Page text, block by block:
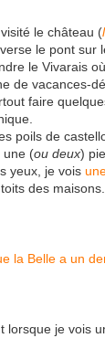
le château (
le pont sur
le Vivarais
de vacances-
faire
poils de
une (ou deux)
yeux, je vois
des maisons.
lorsque je vois